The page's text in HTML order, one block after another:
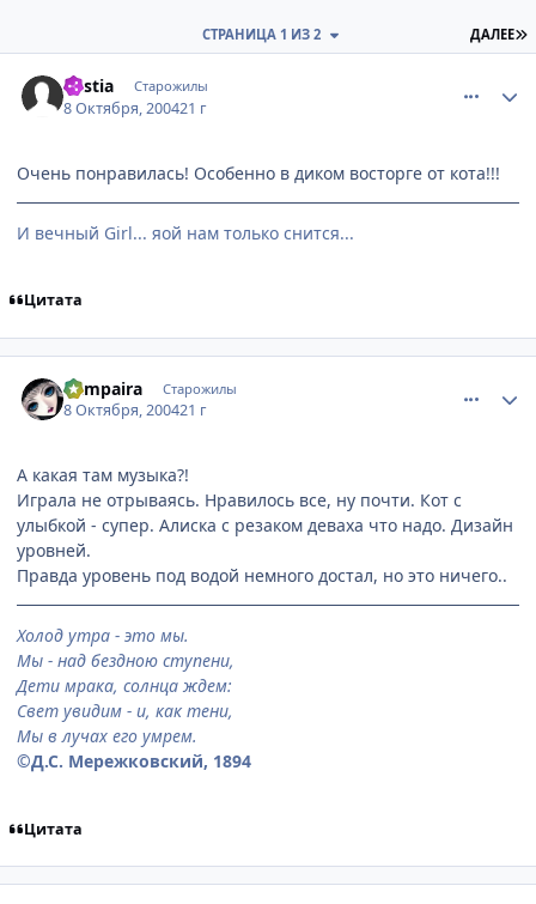
ДАЛЕЕ
СТРАНИЦА 1 ИЗ 2
Bestia Старожилы
8 Октября, 200421 г
Очень понравилась! Особенно в диком восторге от кота!!!
И вечный Girl... яой нам только снится...
Цитата
Vampaira Старожилы
8 Октября, 200421 г
А какая там музыка?!
Играла не отрываясь. Нравилось все, ну почти. Кот с
улыбкой - супер. Алиска с резаком деваха что надо. Дизайн
уровней.
Правда уровень под водой немного достал, но это ничего..
Холод утра - это мы.
Мы - над бездною ступени,
Дети мрака, солнца ждем:
Свет увидим - и, как тени,
Мы в лучах его умрем.
©Д.С. Мережковский, 1894
Цитата